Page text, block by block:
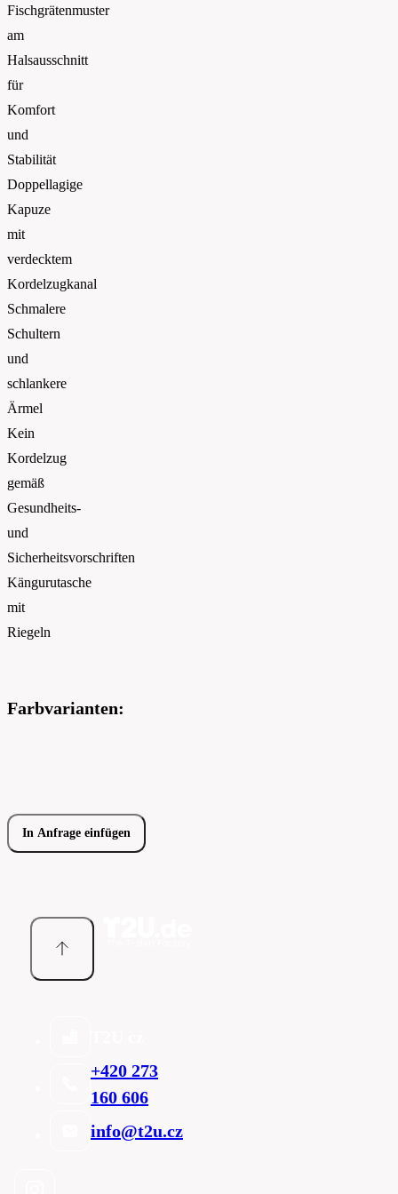
Fischgrätenmuster
am
Halsausschnitt
für
Komfort
und
Stabilität
Doppellagige
Kapuze
mit
verdecktem
Kordelzugkanal
Schmalere
Schultern
und
schlankere
Ärmel
Kein
Kordelzug
gemäß
Gesundheits-
und
Sicherheitsvorschriften
Kängurutasche
mit
Riegeln
Farbvarianten:
In Anfrage einfügen
+420 273
160 606
info@t2u.cz